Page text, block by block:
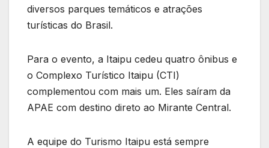
diversos parques temáticos e atrações
turísticas do Brasil.
Para o evento, a Itaipu cedeu quatro ônibus e
o Complexo Turístico Itaipu (CTI)
complementou com mais um. Eles saíram da
APAE com destino direto ao Mirante Central.
A equipe do Turismo Itaipu está sempre